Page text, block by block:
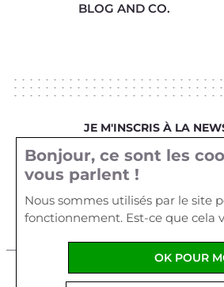
BLOG AND CO.
JE M'INSCRIS À LA
Votre email
Mentions légales
Bonjour, ce sont les
vous parlent !
Nous sommes utilisés par le site
fonctionnement. Est-ce que cela
OK POUR